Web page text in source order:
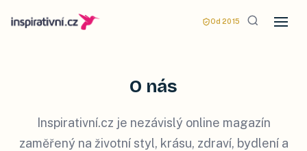
Od 2015
O nás
Inspirativní.cz je nezávislý online magazín
zaměřený na životní styl, krásu, zdraví, bydlení a